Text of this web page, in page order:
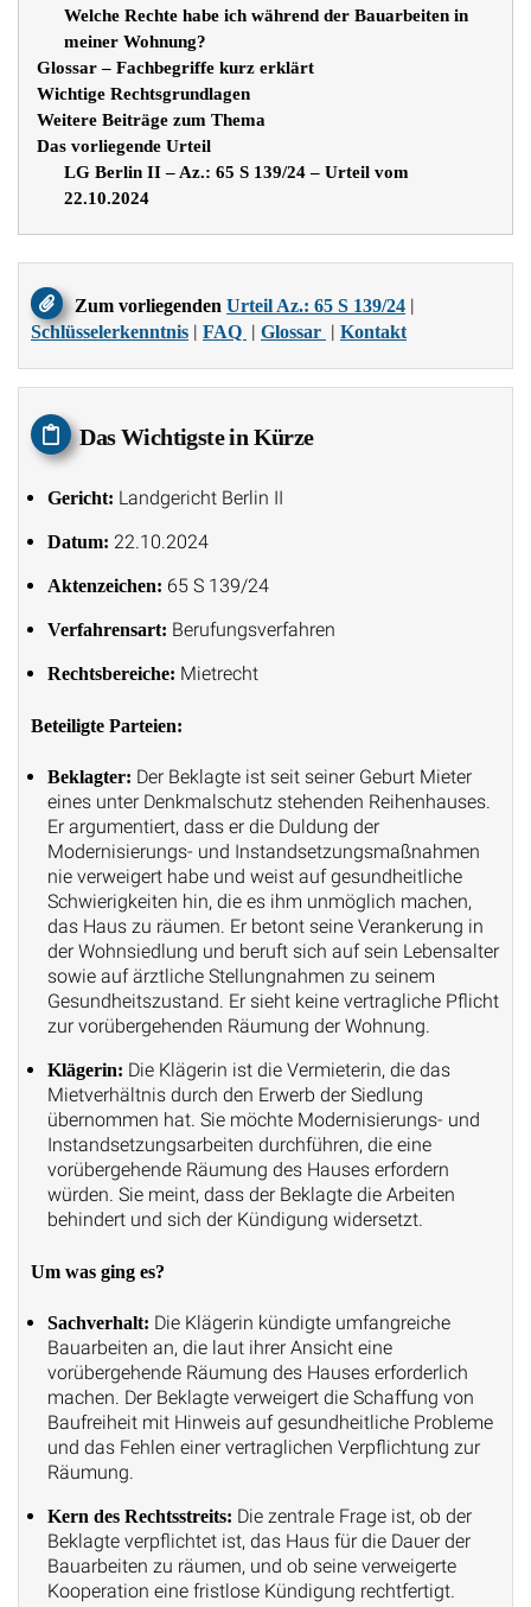
Welche Rechte habe ich während der Bauarbeiten in
meiner Wohnung?
Glossar – Fachbegriffe kurz erklärt
Wichtige Rechtsgrundlagen
Weitere Beiträge zum Thema
Das vorliegende Urteil
LG Berlin II – Az.: 65 S 139/24 – Urteil vom
22.10.2024
Zum vorliegendenUrteil Az.: 65 S 139/24 |
Schlüsselerkenntnis | FAQ | Glossar | Kontakt
Das Wichtigste in Kürze
Gericht: Landgericht Berlin II
Datum: 22.10.2024
Aktenzeichen: 65 S 139/24
Verfahrensart: Berufungsverfahren
Rechtsbereiche: Mietrecht
Beteiligte Parteien:
Beklagter: Der Beklagte ist seit seiner Geburt Mieter
eines unter Denkmalschutz stehenden Reihenhauses.
Er argumentiert, dass er die Duldung der
Modernisierungs- und Instandsetzungsmaßnahmen
nie verweigert habe und weist auf gesundheitliche
Schwierigkeiten hin, die es ihm unmöglich machen,
das Haus zu räumen. Er betont seine Verankerung in
der Wohnsiedlung und beruft sich auf sein Lebensalter
sowie auf ärztliche Stellungnahmen zu seinem
Gesundheitszustand. Er sieht keine vertragliche Pflicht
zur vorübergehenden Räumung der Wohnung.
Klägerin: Die Klägerin ist die Vermieterin, die das
Mietverhältnis durch den Erwerb der Siedlung
übernommen hat. Sie möchte Modernisierungs- und
Instandsetzungsarbeiten durchführen, die eine
vorübergehende Räumung des Hauses erfordern
würden. Sie meint, dass der Beklagte die Arbeiten
behindert und sich der Kündigung widersetzt.
Um was ging es?
Sachverhalt: Die Klägerin kündigte umfangreiche
Bauarbeiten an, die laut ihrer Ansicht eine
vorübergehende Räumung des Hauses erforderlich
machen. Der Beklagte verweigert die Schaffung von
Baufreiheit mit Hinweis auf gesundheitliche Probleme
und das Fehlen einer vertraglichen Verpflichtung zur
Räumung.
Kern des Rechtsstreits: Die zentrale Frage ist, ob der
Beklagte verpflichtet ist, das Haus für die Dauer der
Bauarbeiten zu räumen, und ob seine verweigerte
Kooperation eine fristlose Kündigung rechtfertigt.